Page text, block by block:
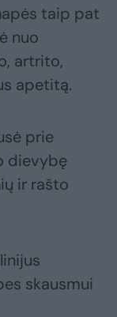
taip pat
nuo
artrito,
apetitą.
prie
dievybę
ir rašto
skausmui